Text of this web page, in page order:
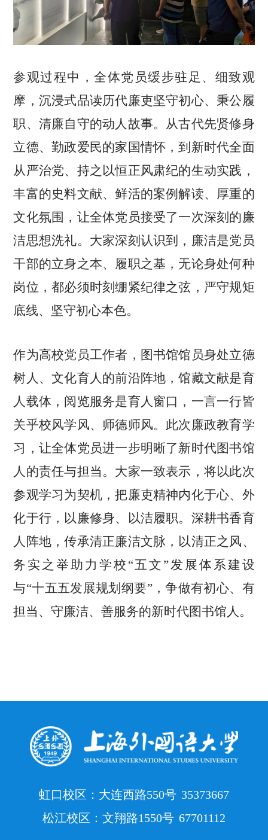
参观过程中，全体党员缓步驻足、细致观
摩，沉浸式品读历代廉吏坚守初心、秉公履
职、清廉自守的动人故事。从古代先贤修身
立德、勤政爱民的家国情怀，到新时代全面
从严治党、持之以恒正风肃纪的生动实践，
丰富的史料文献、鲜活的案例解读、厚重的
文化氛围，让全体党员接受了一次深刻的廉
洁思想洗礼。大家深刻认识到，廉洁是党员
干部的立身之本、履职之基，无论身处何种
岗位，都必须时刻绷紧纪律之弦，严守规矩
底线、坚守初心本色。
作为高校党员工作者，图书馆馆员身处立德
树人、文化育人的前沿阵地，馆藏文献是育
人载体，阅览服务是育人窗口，一言一行皆
关乎校风学风、师德师风。此次廉政教育学
习，让全体党员进一步明晰了新时代图书馆
人的责任与担当。大家一致表示，将以此次
参观学习为契机，把廉吏精神内化于心、外
化于行，以廉修身、以洁履职。深耕书香育
人阵地，传承清正廉洁文脉，以清正之风、
务实之举助力学校“五文”发展体系建设
与“十五五发展规划纲要”，争做有初心、有
担当、守廉洁、善服务的新时代图书馆人。
虹口校区：大连西路550号 35373667
松江校区：文翔路1550号 67701112